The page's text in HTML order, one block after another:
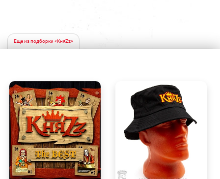
Еще из подборки «КняZz»